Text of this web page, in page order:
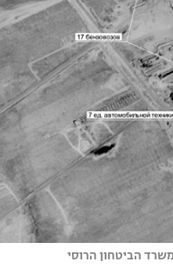
הביטחון הרוסי